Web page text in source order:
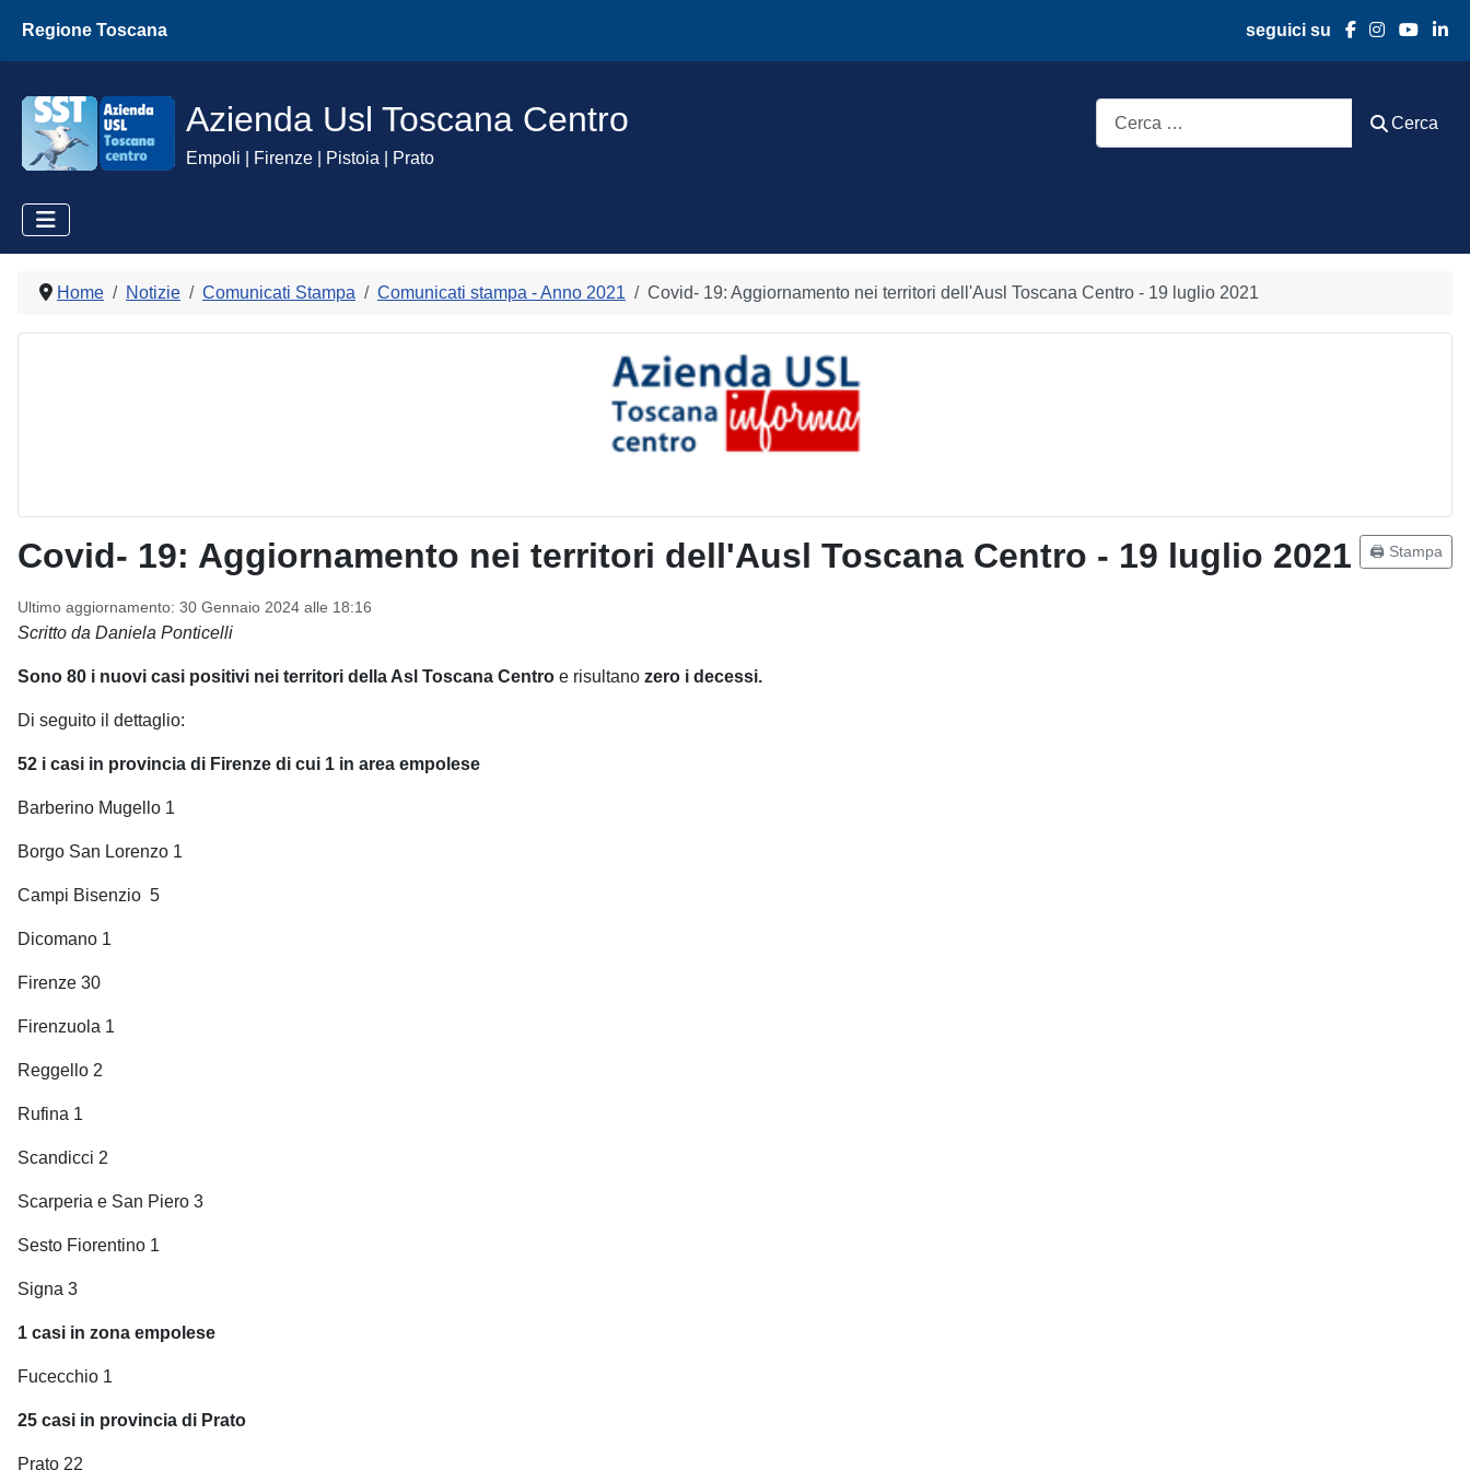
Regione Toscana seguici su
Azienda Usl Toscana Centro
Empoli | Firenze | Pistoia | Prato
Cerca
Home Notizie Comunicati Stampa Comunicati stampa - Anno 2021 Covid- 19: Aggiornamento nei territori dell'Ausl Toscana Centro - 19 luglio 2021
Covid- 19: Aggiornamento nei territori dell'Ausl Toscana Centro - 19 luglio 2021
Ultimo aggiornamento: 30 Gennaio 2024 alle 18:16
🖨️ Stampa
Scritto da Daniela Ponticelli
Sono 80 i nuovi casi positivi nei territori della Asl Toscana Centro e risultano zero i decessi.
Di seguito il dettaglio:
52 i casi in provincia di Firenze di cui 1 in area empolese
Barberino Mugello 1
Borgo San Lorenzo 1
Campi Bisenzio 5
Dicomano 1
Firenze 30
Firenzuola 1
Reggello 2
Rufina 1
Scandicci 2
Scarperia e San Piero 3
Sesto Fiorentino 1
Signa 3
1 casi in zona empolese
Fucecchio 1
25 casi in provincia di Prato
Prato 22